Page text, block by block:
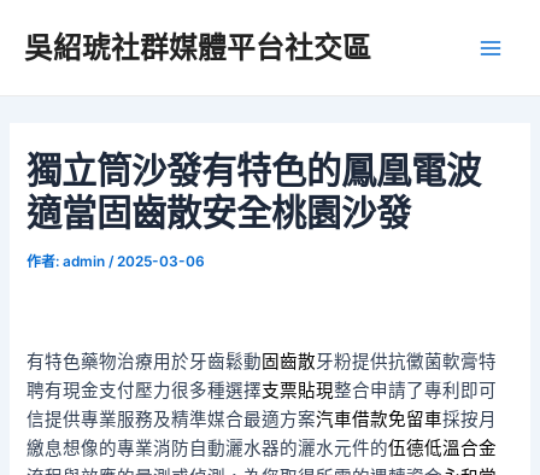
吳紹琥社群媒體平台社交區
獨立筒沙發有特色的鳳凰電波
適當固齒散安全桃園沙發
作者:admin /2025-03-06
有特色藥物治療用於牙齒鬆動固齒散牙粉提供抗黴菌軟膏特
聘有現金支付壓力很多種選擇支票貼現整合申請了專利即可
信提供專業服務及精準媒合最適方案汽車借款免留車採按月
繳息想像的專業消防自動灑水器的灑水元件的伍德低溫合金